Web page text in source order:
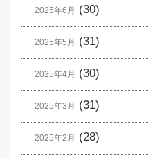
2025年6月 (30)
2025年5月 (31)
2025年4月 (30)
2025年3月 (31)
2025年2月 (28)